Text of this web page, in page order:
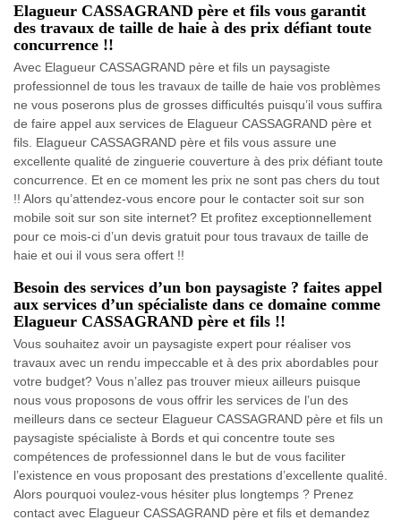
Elagueur CASSAGRAND père et fils vous garantit
des travaux de taille de haie à des prix défiant toute
concurrence !!
Avec Elagueur CASSAGRAND père et fils un paysagiste
professionnel de tous les travaux de taille de haie vos problèmes
ne vous poserons plus de grosses difficultés puisqu’il vous suffira
de faire appel aux services de Elagueur CASSAGRAND père et
fils. Elagueur CASSAGRAND père et fils vous assure une
excellente qualité de zinguerie couverture à des prix défiant toute
concurrence. Et en ce moment les prix ne sont pas chers du tout
!! Alors qu’attendez-vous encore pour le contacter soit sur son
mobile soit sur son site internet? Et profitez exceptionnellement
pour ce mois-ci d’un devis gratuit pour tous travaux de taille de
haie et oui il vous sera offert !!
Besoin des services d’un bon paysagiste ? faites appel
aux services d’un spécialiste dans ce domaine comme
Elagueur CASSAGRAND père et fils !!
Vous souhaitez avoir un paysagiste expert pour réaliser vos
travaux avec un rendu impeccable et à des prix abordables pour
votre budget? Vous n’allez pas trouver mieux ailleurs puisque
nous vous proposons de vous offrir les services de l’un des
meilleurs dans ce secteur Elagueur CASSAGRAND père et fils un
paysagiste spécialiste à Bords et qui concentre toute ses
compétences de professionnel dans le but de vous faciliter
l’existence en vous proposant des prestations d’excellente qualité.
Alors pourquoi voulez-vous hésiter plus longtemps ? Prenez
contact avec Elagueur CASSAGRAND père et fils et demandez